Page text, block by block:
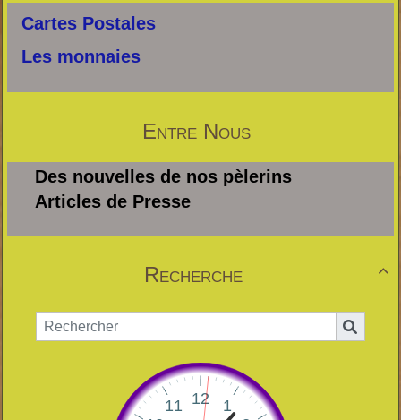
Cartes Postales
Les monnaies
Entre Nous
Des nouvelles de nos pèlerins
Articles de Presse

Recherche